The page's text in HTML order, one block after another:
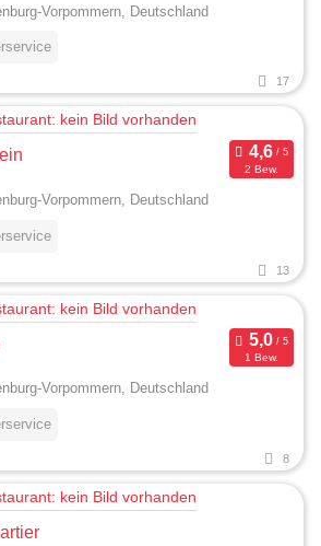
Vorpommern, Deutschland
17
2 Bew.
Vorpommern, Deutschland
13
1 Bew.
Vorpommern, Deutschland
8